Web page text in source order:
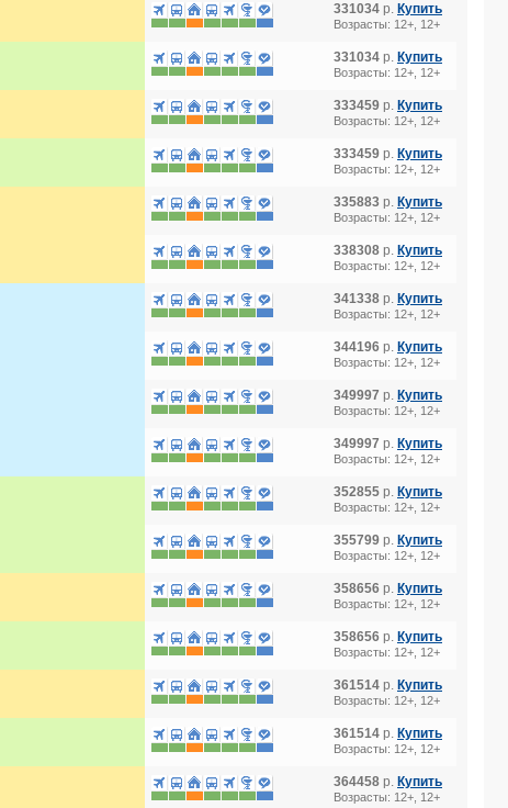
331034 р. Купить
Возрасты: 12+, 12+
331034 р. Купить
Возрасты: 12+, 12+
333459 р. Купить
Возрасты: 12+, 12+
333459 р. Купить
Возрасты: 12+, 12+
335883 р. Купить
Возрасты: 12+, 12+
338308 р. Купить
Возрасты: 12+, 12+
341338 р. Купить
Возрасты: 12+, 12+
344196 р. Купить
Возрасты: 12+, 12+
349997 р. Купить
Возрасты: 12+, 12+
349997 р. Купить
Возрасты: 12+, 12+
352855 р. Купить
Возрасты: 12+, 12+
355799 р. Купить
Возрасты: 12+, 12+
358656 р. Купить
Возрасты: 12+, 12+
358656 р. Купить
Возрасты: 12+, 12+
361514 р. Купить
Возрасты: 12+, 12+
361514 р. Купить
Возрасты: 12+, 12+
364458 р. Купить
Возрасты: 12+, 12+